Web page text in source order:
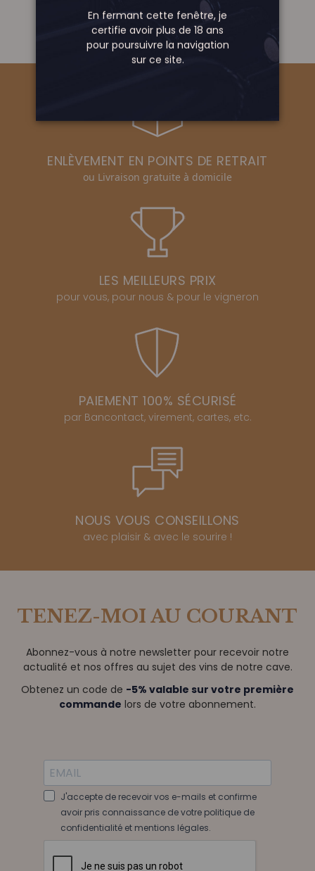
ENLÈVEMENT EN POINTS DE RETRAIT
ou Livraison gratuite à domicile
LES MEILLEURS PRIX
pour vous, pour nous & pour le vigneron
PAIEMENT 100% SÉCURISÉ
par Bancontact, virement, cartes, etc.
NOUS VOUS CONSEILLONS
avec plaisir & avec le sourire !
TENEZ-MOI AU COURANT
Abonnez-vous à notre newsletter pour recevoir notre
actualité et nos offres au sujet des vins de notre cave.
Obtenez un code de -5% valable sur votre première
commande lors de votre abonnement.
J'accepte de recevoir vos e-mails et confirme
avoir pris connaissance de votre politique de
confidentialité et mentions légales.
En fermant cette fenêtre, je
certifie avoir plus de 18 ans
pour poursuivre la navigation
sur ce site.